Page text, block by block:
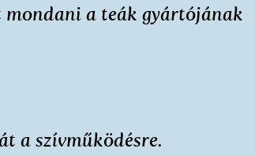
mondani a teák gyártójának
a szívműködésre.